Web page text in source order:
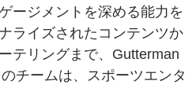
ージメントを深める能力を
ライズされたコンテンツか
テリングまで、Gutterman
チームは、スポーツエンタ